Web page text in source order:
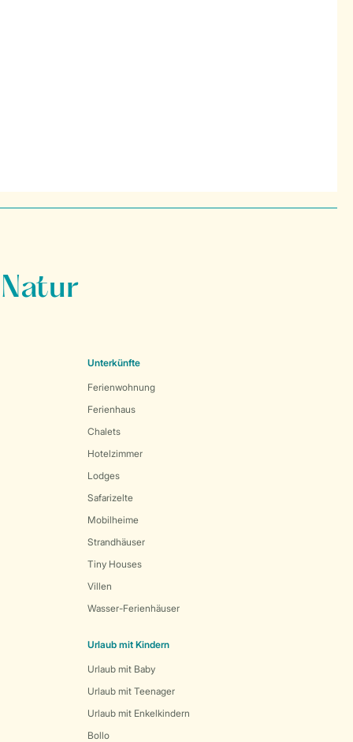
Unterkünfte
Ferienwohnung
Ferienhaus
Chalets
Hotelzimmer
Lodges
Safarizelte
Mobilheime
Strandhäuser
Tiny Houses
Villen
Wasser-Ferienhäuser
Urlaub mit Kindern
Urlaub mit Baby
Urlaub mit Teenager
Urlaub mit Enkelkindern
Bollo